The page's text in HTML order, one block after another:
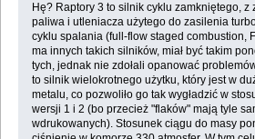
Hę? Raptory 3 to silnik cyklu zamkniętego, z
paliwa i utleniacza użytego do zasilenia
cyklu spalania (full-flow staged combustion,
ma innych takich silników, miał być takim
tych, jednak nie zdołali opanować
to silnik wielokrotnego użytku, który jest w
metalu, co pozwoliło go tak wygładzić w
wersji 1 i 2 (bo przecież "flaków" mają tyle
wdrukowanych). Stosunek ciągu do masy